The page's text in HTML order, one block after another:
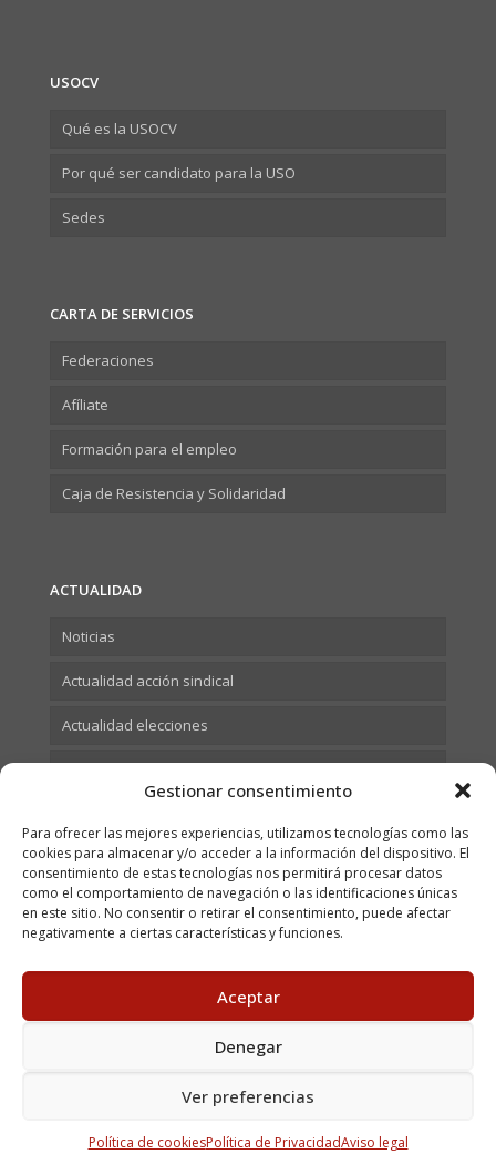
Gestionar consentimiento
Para ofrecer las mejores experiencias, utilizamos tecnologías como las
cookies para almacenar y/o acceder a la información del dispositivo. El
consentimiento de estas tecnologías nos permitirá procesar datos
como el comportamiento de navegación o las identificaciones únicas
en este sitio. No consentir o retirar el consentimiento, puede afectar
negativamente a ciertas características y funciones.
Aceptar
Denegar
Ver preferencias
Política de cookiesPolítica de PrivacidadAviso legal
USOCV
Qué es la USOCV
Por qué ser candidato para la USO
Sedes
CARTA DE SERVICIOS
Federaciones
Afíliate
Formación para el empleo
Caja de Resistencia y Solidaridad
ACTUALIDAD
Noticias
Actualidad acción sindical
Actualidad elecciones
Actualidad Formación
© 2023 USOCV. All Rights Reserved. C/ Juan Bautista Vives,
9 - 46018 Valencia Tel. 96 313 45 89 - Fax: 96 370 66 07 |
Política de cookies
| Mantenimiento web